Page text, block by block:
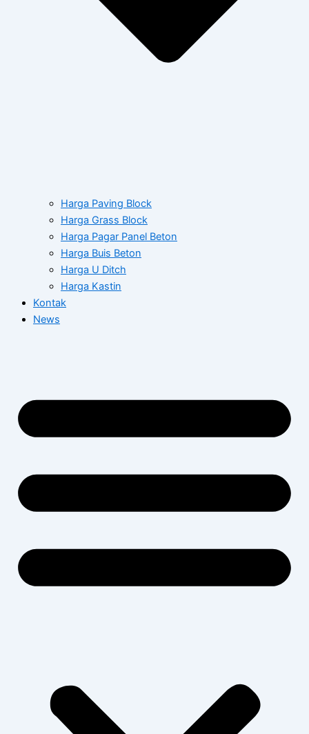
Harga Paving Block
Harga Grass Block
Harga Pagar Panel Beton
Harga Buis Beton
Harga U Ditch
Harga Kastin
Kontak
News